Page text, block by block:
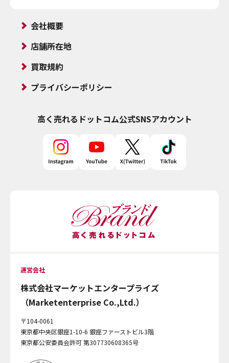
会社概要
店舗所在地
買取規約
プライバシーポリシー
高く売れるドットコム公式SNSアカウント
運営会社
株式会社マーケットエンタープライズ
（Marketenterprise Co.,Ltd.）
〒104-0061
東京都中央区銀座1-10-6 銀座ファーストビル3階
東京都公安委員会許可 第307730608365号